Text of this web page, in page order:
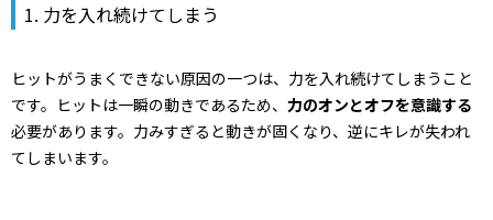
1. 力を入れ続けてしまう
ヒットがうまくできない原因の一つは、力を入れ続けてしまうこと
です。ヒットは一瞬の動きであるため、 力のオンとオフを意識する
必要があります。力みすぎると動きが固くなり、逆にキレが失われ
てしまいます。